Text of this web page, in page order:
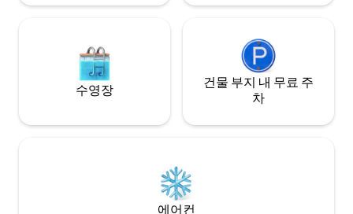
수영장
건물 부지 내 무료 주
차
에어컨